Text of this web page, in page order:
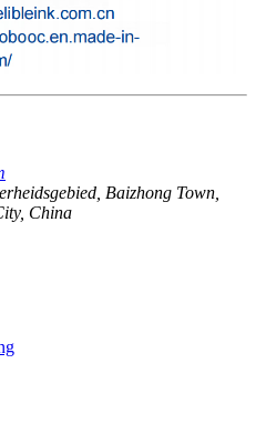
Baizhong Town,
China